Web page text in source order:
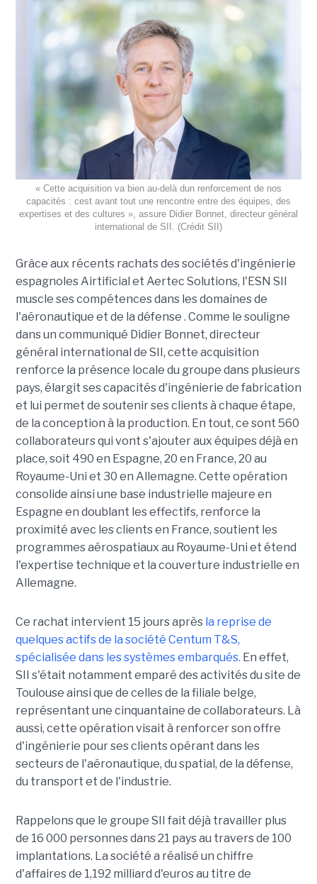
« Cette acquisition va bien au-delà dun renforcement de nos
capacités : cest avant tout une rencontre entre des équipes, des
expertises et des cultures », assure Didier Bonnet, directeur général
international de SII. (Crédit SII)
Grâce aux récents rachats des sociétés d'ingénierie
espagnoles Airtificial et Aertec Solutions, l'ESN SII
muscle ses compétences dans les domaines de
l'aéronautique et de la défense . Comme le souligne
dans un communiqué Didier Bonnet, directeur
général international de SII, cette acquisition
renforce la présence locale du groupe dans plusieurs
pays, élargit ses capacités d'ingénierie de fabrication
et lui permet de soutenir ses clients à chaque étape,
de la conception à la production. En tout, ce sont 560
collaborateurs qui vont s'ajouter aux équipes déjà en
place, soit 490 en Espagne, 20 en France, 20 au
Royaume-Uni et 30 en Allemagne. Cette opération
consolide ainsi une base industrielle majeure en
Espagne en doublant les effectifs, renforce la
proximité avec les clients en France, soutient les
programmes aérospatiaux au Royaume-Uni et étend
l'expertise technique et la couverture industrielle en
Allemagne.
Ce rachat intervient 15 jours après la reprise de
quelques actifs de la société Centum T&S,
spécialisée dans les systèmes embarqués. En effet,
SII s'était notamment emparé des activités du site de
Toulouse ainsi que de celles de la filiale belge,
représentant une cinquantaine de collaborateurs. Là
aussi, cette opération visait à renforcer son offre
d'ingénierie pour ses clients opérant dans les
secteurs de l'aéronautique, du spatial, de la défense,
du transport et de l'industrie.
Rappelons que le groupe SII fait déjà travailler plus
de 16 000 personnes dans 21 pays au travers de 100
implantations. La société a réalisé un chiffre
d'affaires de 1,192 milliard d'euros au titre de